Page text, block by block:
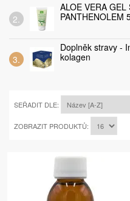
ALOE VERA
PANTHENOLEM
Doplněk stravy -
kolagen
SEŘADIT DLE:
ZOBRAZIT PRODUKTŮ: